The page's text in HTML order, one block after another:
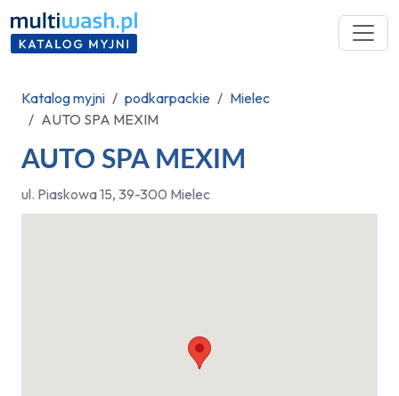
Katalog myjni podkarpackie
Mielec
AUTO SPA MEXIM
AUTO SPA MEXIM
ul. Piaskowa 15, 39-300 Mielec